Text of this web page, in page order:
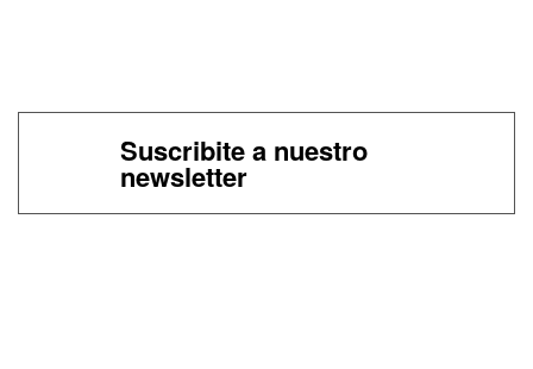
Suscribite a nuestro
newsletter